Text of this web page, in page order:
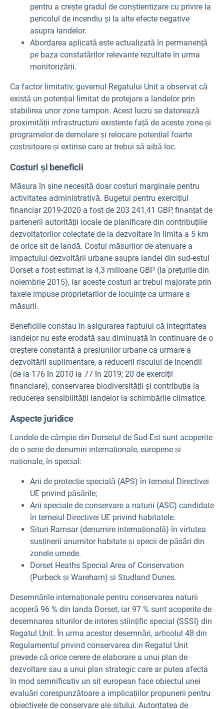
pentru a crește gradul de conștientizare cu privire la
pericolul de incendiu și la alte efecte negative
asupra landelor.
Abordarea aplicată este actualizată în permanență
pe baza constatărilor relevante rezultate în urma
monitorizării.
Ca factor limitativ, guvernul Regatului Unit a observat că
există un potențial limitat de protejare a landelor prin
stabilirea unor zone tampon. Acest lucru se datorează
proximității infrastructurii existente față de aceste zone și
programelor de demolare și relocare potențial foarte
costisitoare și extinse care ar trebui să aibă loc.
Costuri și beneficii
Măsura în sine necesită doar costuri marginale pentru
activitatea administrativă. Bugetul pentru exercițiul
financiar 2019-2020 a fost de 203 241,41 GBP, finanțat de
partenerii autorității locale de planificare din contribuțiile
dezvoltatorilor colectate de la dezvoltare în limita a 5 km
de orice sit de landă. Costul măsurilor de atenuare a
impactului dezvoltării urbane asupra landei din sud-estul
Dorset a fost estimat la 4,3 milioane GBP (la prețurile din
noiembrie 2015), iar aceste costuri ar trebui majorate prin
taxele impuse proprietarilor de locuințe ca urmare a
măsurii.
Beneficiile constau în asigurarea faptului că integritatea
landelor nu este erodată sau diminuată în continuare de o
creștere constantă a presiunilor urbane ca urmare a
dezvoltării suplimentare, a reducerii riscului de incendii
(de la 176 în 2010 la 77 în 2019; 20 de exerciții
financiare), conservarea biodiversității și contribuția la
reducerea sensibilității landelor la schimbările climatice.
Aspecte juridice
Landele de câmpie din Dorsetul de Sud-Est sunt acoperite
de o serie de denumiri internaționale, europene și
naționale, în special:
Arii de protecție specială (APS) în temeiul Directivei
UE privind păsările;
Arii speciale de conservare a naturii (ASC) candidate
în temeiul Directivei UE privind habitatele.
Situri Ramsar (denumire internațională) în virtutea
susținerii anumitor habitate și specii de păsări din
zonele umede.
Dorset Heaths Special Area of Conservation
(Purbeck și Wareham) și Studland Dunes.
Desemnările internaționale pentru conservarea naturii
acoperă 96 % din landa Dorset, iar 97 % sunt acoperite de
desemnarea siturilor de interes științific special (SSSI) din
Regatul Unit. În urma acestor desemnări, articolul 48 din
Regulamentul privind conservarea din Regatul Unit
prevede că orice cerere de elaborare a unui plan de
dezvoltare sau a unui plan strategic care ar putea afecta
în mod semnificativ un sit european face obiectul unei
evaluări corespunzătoare a implicațiilor propunerii pentru
obiectivele de conservare ale sitului. Autoritatea de